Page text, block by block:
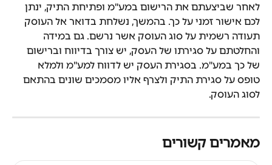
לאחר שביצעתם את הרישום במע"מ ופתיחת התיק, ינתן
לכם אישור זמני על כך. בהמשך, נשלחת בדואר אל העוסק
תעודה רשמית על סוג העוסק אשר נרשם. גם במידה
והחלטתם על סגירתו של העסק, יש צורך בדיווח וברישום
של כך במע"מ. בסגירת העסק יש לדווח למע"מ ולמלא
טופס על סגירת התיק ולצרף אליו מסמכים שונים בהתאם
לסוג העוסק.
מאמרים קשורים